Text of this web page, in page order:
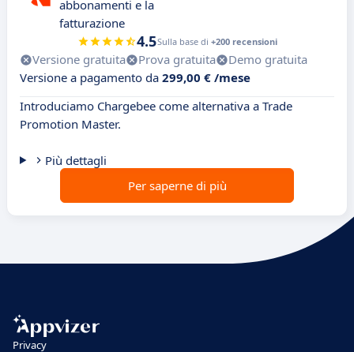
abbonamenti e la
fatturazione
4.5Sulla base di +200 recensioni
Versione gratuita Prova gratuita
Demo gratuita
Versione a pagamento da 299,00 € /mese
Introduciamo Chargebee come alternativa a Trade
Promotion Master.
Più dettagli
Per saperne di più
Privacy